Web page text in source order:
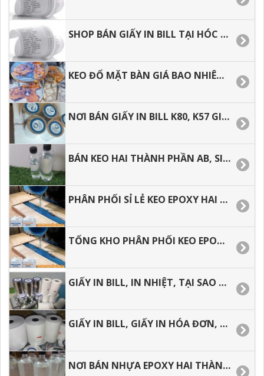
SHOP BÁN GIẤY IN BILL TẠI HÓC MÔN, BÌNH TÂN, TÂN BÌNH, TÂN PHÚ.
KEO ĐỔ MẶT BÀN GIÁ BAO NHIÊU, ĐỊA CHỈ BÁN KEO GIÁ RẺ TẠI Q8, Q.7. Q.5.
NƠI BÁN GIẤY IN BILL K80, K57 GIÁ RẺ TẠI TP.HCM.
BÁN KEO HAI THÀNH PHẦN AB, SIÊU TRONG SIÊU CỨNG GIÁ RẺ.
PHÂN PHỐI SỈ LẺ KEO EPOXY HAI THÀNH PHẦN TẠI HÓC MÔN, BÌNH TÂN, BÌNH CHÁNH.
TỔNG KHO PHÂN PHỐI KEO EPOXY GIÁ RẺ, GIAO HÀNG NHANH, SHIP COD, CHÀNH XE.
GIẤY IN BILL, IN NHIỆT, TẠI SAO SỬ DỤNG GIẤY IN BILL CHO VIỆC KINH DOANH.
GIẤY IN BILL, GIẤY IN HÓA ĐƠN, ĐỊA CHỈ MUA HÀNG GIÁ RẺ TẠI TP.HCM.
NƠI BÁN NHỰA EPOXY HAI THÀNH PHẦN AB GIÁ RẺ, GIAO HÀNG NHANH.